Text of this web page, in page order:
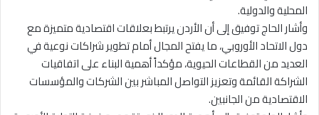
المحلية والدولية.
وأشار الحاج توفيق إلى أن الأردن يرتبط بعلاقات اقتصادية متميزة مع
دول الاتحاد الأوروبي، ما يفتح المجال أمام تطوير شراكات نوعية في
العديد من القطاعات الحيوية، مؤكداً أهمية البناء على اتفاقيات
الشراكة القائمة وتعزيز التواصل المباشر بين الشركات والمؤسسات
الاقتصادية من الجانبين.